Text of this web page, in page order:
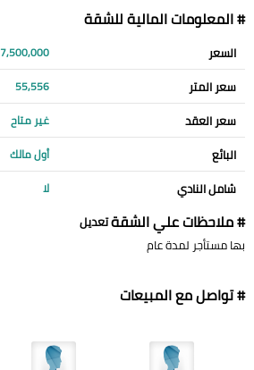
# المعلومات المالية للشقة
السعر 7,500,000
سعر المتر 55,556
سعر العقد غير متاح
البائع أول مالك
شامل النادي لا
# ملاحظات علي الشقةتعديل
بها مستأجر لمدة عام
# تواصل مع المبيعات